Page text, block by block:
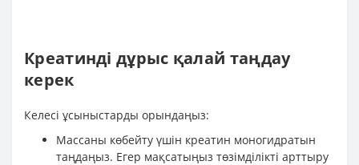
Креатинді дұрыс қалай таңдау
керек
Келесі ұсыныстарды орындаңыз:
Массаны көбейту үшін креатин моногидратын
таңдаңыз. Егер мақсатыңыз төзімділікті арттыру